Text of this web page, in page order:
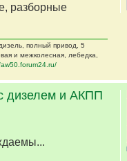
разборные
полный привод, 5
и межколесная, лебедка,
дизелем и АКПП